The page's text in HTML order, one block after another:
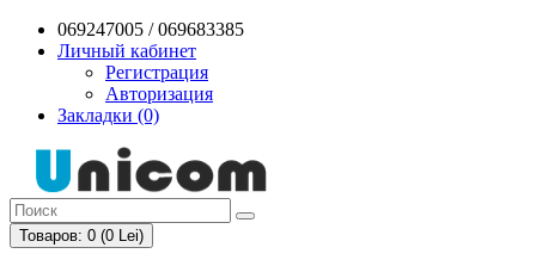
069247005 / 069683385
Личный кабинет
Регистрация
Авторизация
Закладки (0)
Товаров: 0 (0 Lei)